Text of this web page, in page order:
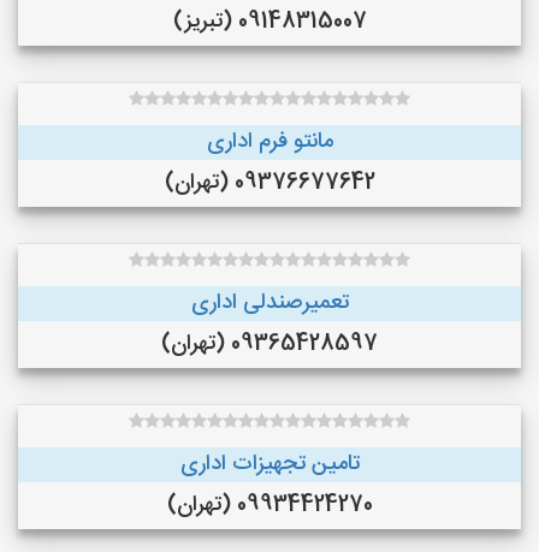
09148315007 (تبریز)
مانتو فرم اداری
09376677642 (تهران)
تعمیرصندلی اداری
09365428597 (تهران)
تامین تجهیزات اداری
09934424270 (تهران)